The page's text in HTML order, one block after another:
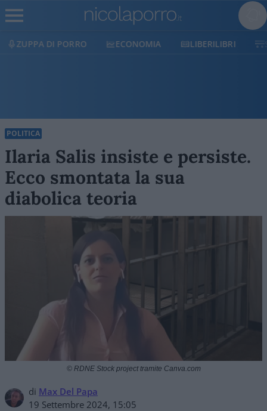
ECONOMIA LIBERILIBRI SHOP SOSTIENICI
POLITICA
Ilaria Salis insiste e persiste.
Ecco smontata la sua
diabolica teoria
di Max Del Papa
19 Settembre 2024, 15:05
© RDNE Stock project tramite Canva.com